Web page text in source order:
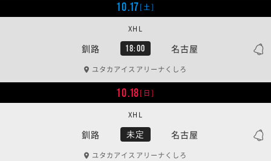
10.17[土]
釧路 18:00 名古屋
XHL
ユタカアイスアリーナくしろ
10.18[日]
釧路 未定 名古屋
XHL
ユタカアイスアリーナくしろ